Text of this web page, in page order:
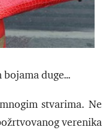
duge…
stvarima. Ne
verenika